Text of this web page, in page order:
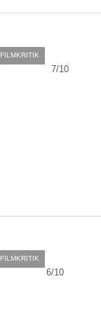
7/10
FILMKRITIK
6/10
FILMKRITIK